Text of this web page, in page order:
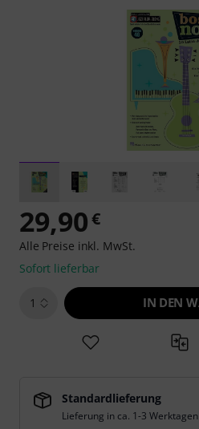
29,90€
Alle Preise inkl. MwSt.
Sofort lieferbar
1 IN DEN
Standardlieferung
Lieferung in ca. 1-3 Werktagen